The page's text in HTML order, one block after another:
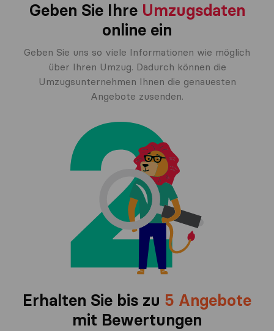
Geben Sie Ihre Umzugsdaten
online ein
Geben Sie uns so viele Informationen wie möglich
über Ihren Umzug. Dadurch können die
Umzugsunternehmen Ihnen die genauesten
Angebote zusenden.
Erhalten Sie bis zu 5 Angebote
mit Bewertungen